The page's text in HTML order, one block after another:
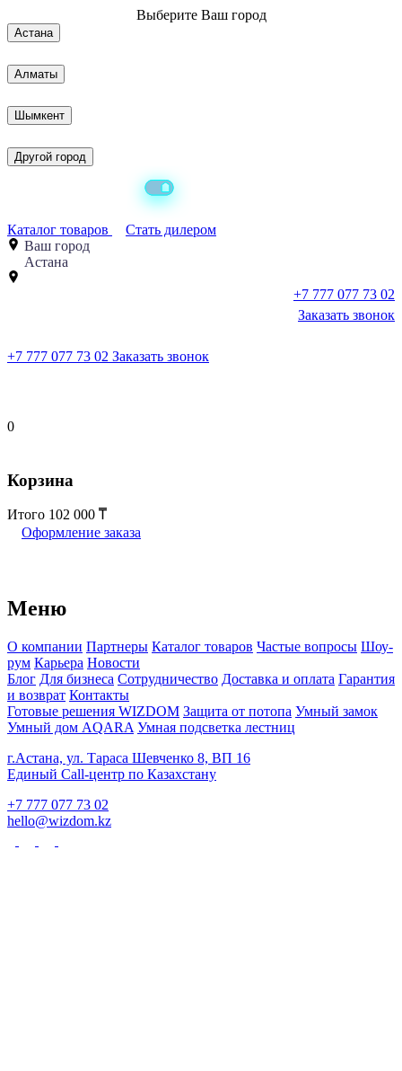
Выберите Ваш город
Астана
Алматы
Шымкент
Другой город
Каталог товаров
Стать дилером
Ваш город
Астана
+7 777 077 73 02
Заказать звонок
+7 777 077 73 02 Заказать звонок
0
Корзина
Итого 102 000
Оформление заказа
Меню
О компании Партнеры Каталог товаров Частые вопросы Шоу-
рум Карьера Новости
Блог Для бизнеса Сотрудничество Доставка и оплата Гарантия
и возврат Контакты
Готовые решения WIZDOM Защита от потопа Умный замок
Умный дом AQARA Умная подсветка лестниц
г.Астана, ул. Тараса Шевченко 8, ВП 16
Единый Call-центр по Казахстану
+7 777 077 73 02
hello@wizdom.kz